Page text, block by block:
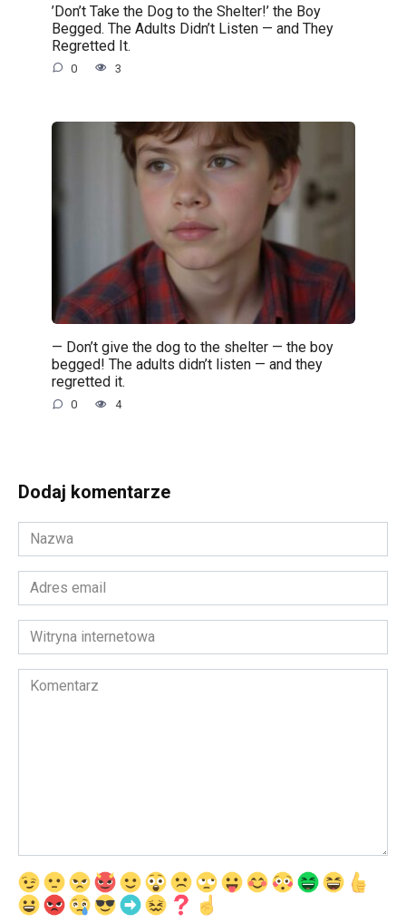
’Don’t Take the Dog to the Shelter!’ the Boy
Begged. The Adults Didn’t Listen — and They
Regretted It.
0 3
— Don’t give the dog to the shelter — the boy
begged! The adults didn’t listen — and they
regretted it.
0 4
Dodaj komentarze
Nazwa
*
Adres
email
*Witryna
internetowa
Komentarz